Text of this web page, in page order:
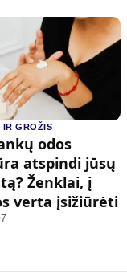
IR GROŽIS
odos
atspindi jūsų
Ženklai, į
verta įsižiūrėti